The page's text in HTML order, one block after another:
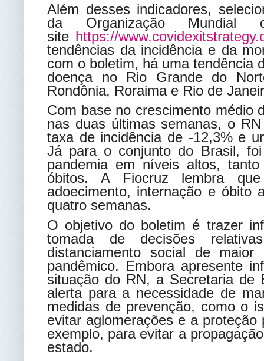
Além desses indicadores,
da Organização
site https://www.covidexitstrategy.
tendências da incidência e da
com o boletim, há uma tendência
doença no Rio Grande do
Rondônia, Roraima e Rio de
Com base no crescimento médio
nas duas últimas semanas, o
taxa de incidência de -12,3% e
Já para o conjunto do Brasil,
pandemia em níveis altos,
óbitos. A Fiocruz lembra
adoecimento, internação e óbito
quatro semanas.
O objetivo do boletim é trazer
tomada de decisões
distanciamento social de
pandêmico. Embora apresente
situação do RN, a Secretaria de
alerta para a necessidade de
medidas de prevenção, como o
evitar aglomerações e a
exemplo, para evitar a
estado.